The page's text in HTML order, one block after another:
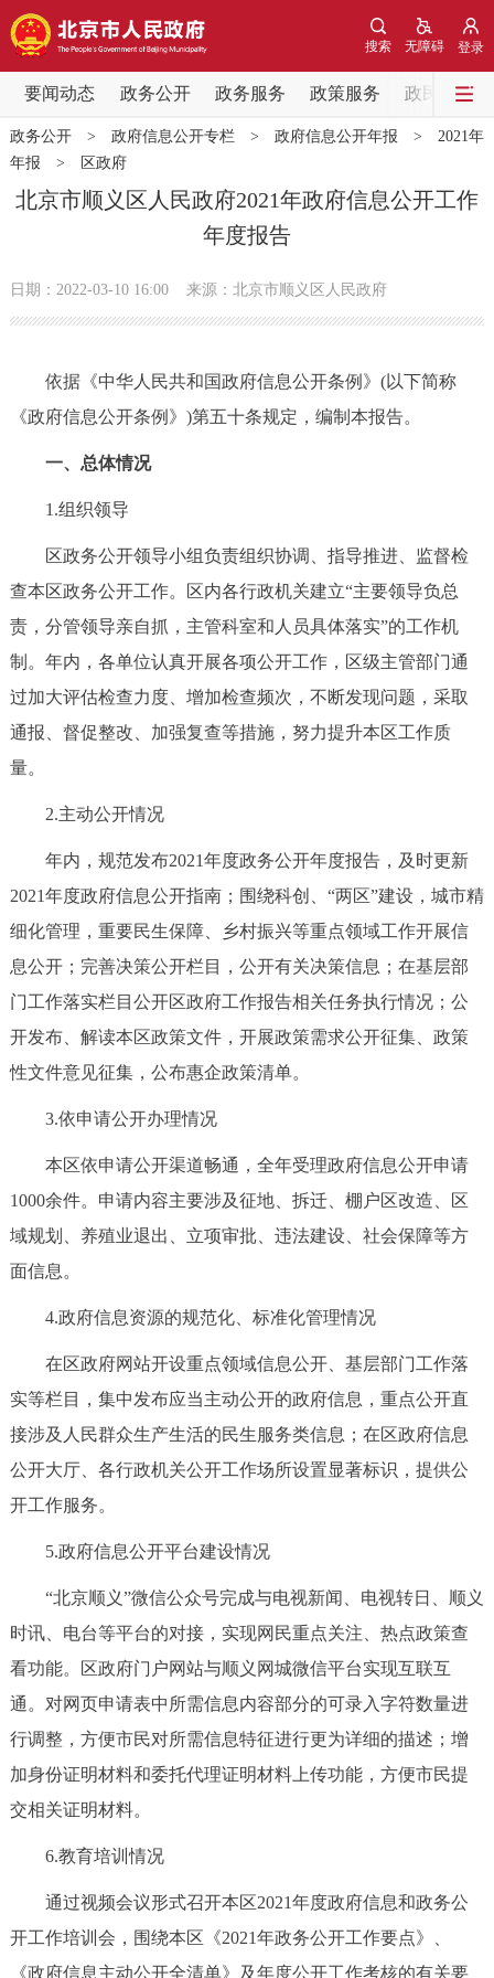
登录
无障碍
搜索
要闻动态 政务公开 政务服务 政策服务 政民互动
要闻动态
党中央精神 国务院信息 中央部委动态
北京要闻 会议信息 部门动态
市领导 机构职能 政策服务
政策兑现
决策公开
个人服务 法人服务 部门服务
便民服务 利企服务 投资项目
政民互动
参与调查 在线访谈 图说互动
走进北京
绿色北京 图说北京
多语种
ENGLISH 한국어 日本語
ESPAÑOL العربية PORTUGUÊS
ITALIANO
政务公开> 政府信息公开专栏> 政府信息公开年报 > 2021年
年报 > 区政府
北京市顺义区人民政府2021年政府信息公开工作
年度报告
日期：2022-03-10 16:00 来源：北京市顺义区人民政府
依据《中华人民共和国政府信息公开条例》(以下简称
《政府信息公开条例》)第五十条规定，编制本报告。
一、总体情况
1.组织领导
区政务公开领导小组负责组织协调、指导推进、监督检
查本区政务公开工作。区内各行政机关建立“主要领导负总
责，分管领导亲自抓，主管科室和人员具体落实”的工作机
制。年内，各单位认真开展各项公开工作，区级主管部门通
过加大评估检查力度、增加检查频次，不断发现问题，采取
通报、督促整改、加强复查等措施，努力提升本区工作质
量。
2.主动公开情况
年内，规范发布2021年度政务公开年度报告，及时更新
2021年度政府信息公开指南；围绕科创、“两区”建设，城市精
细化管理，重要民生保障、乡村振兴等重点领域工作开展信
息公开；完善决策公开栏目，公开有关决策信息；在基层部
门工作落实栏目公开区政府工作报告相关任务执行情况；公
开发布、解读本区政策文件，开展政策需求公开征集、政策
性文件意见征集，公布惠企政策清单。
3.依申请公开办理情况
本区依申请公开渠道畅通，全年受理政府信息公开申请
1000余件。申请内容主要涉及征地、拆迁、棚户区改造、区
域规划、养殖业退出、立项审批、违法建设、社会保障等方
面信息。
4.政府信息资源的规范化、标准化管理情况
在区政府网站开设重点领域信息公开、基层部门工作落
实等栏目，集中发布应当主动公开的政府信息，重点公开直
接涉及人民群众生产生活的民生服务类信息；在区政府信息
公开大厅、各行政机关公开工作场所设置显著标识，提供公
开工作服务。
5.政府信息公开平台建设情况
“北京顺义”微信公众号完成与电视新闻、电视转日、顺义
时讯、电台等平台的对接，实现网民重点关注、热点政策查
看功能。区政府门户网站与顺义网城微信平台实现互联互
通。对网页申请表中所需信息内容部分的可录入字符数量进
行调整，方便市民对所需信息特征进行更为详细的描述；增
加身份证明材料和委托代理证明材料上传功能，方便市民提
交相关证明材料。
6.教育培训情况
通过视频会议形式召开本区2021年度政府信息和政务公
开工作培训会，围绕本区《2021年政务公开工作要点》、
《政府信息主动公开全清单》及年度公开工作考核的有关要